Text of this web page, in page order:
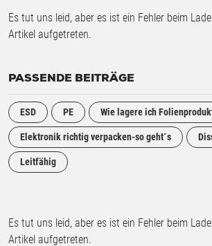
Es tut uns leid, aber es ist ein Fehler beim
Artikel aufgetreten.
PASSENDE BEITRÄGE
ESD PE Wie lagere ich
Elektronik richtig verpacken-so geht´s
Leitfähig
Es tut uns leid, aber es ist ein Fehler beim
Artikel aufgetreten.